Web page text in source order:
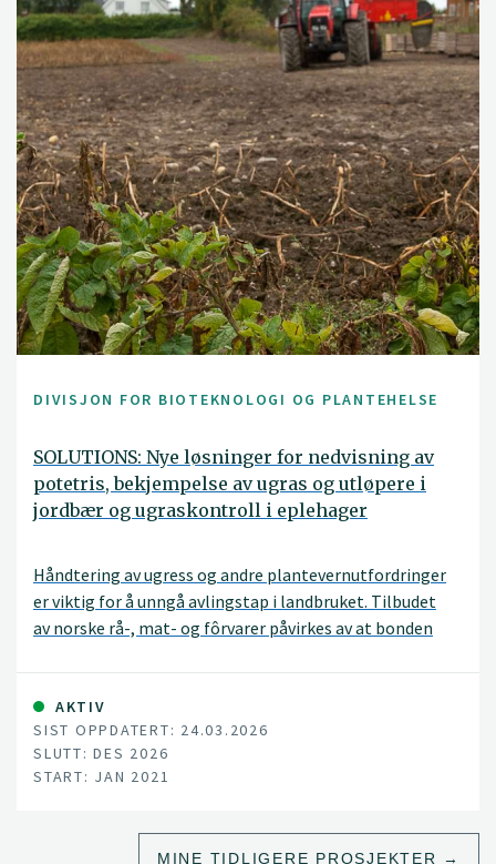
DIVISJON FOR BIOTEKNOLOGI OG PLANTEHELSE
SOLUTIONS: Nye løsninger for nedvisning av
potetris, bekjempelse av ugras og utløpere i
jordbær og ugraskontroll i eplehager
Håndtering av ugress og andre plantevernutfordringer
er viktig for å unngå avlingstap i landbruket. Tilbudet
av norske rå-, mat- og fôrvarer påvirkes av at bonden
forbud mot plantevernmiddelet dikvat og den usikre
framtida til glyfosat – begge viktige innsatsfaktorer i
norsk jord- og hagebruk – fordrer nye løsninger. Gode
alternativ til ordinære plantevernmidler er dessuten
velkomne som verktøy i integrert plantevern (IPV).
Hensikten med IPV er blant annet redusert risiko ved
AKTIV
SIST OPPDATERT: 24.03.2026
SLUTT: DES 2026
START: JAN 2021
MINE TIDLIGERE PROSJEKTER